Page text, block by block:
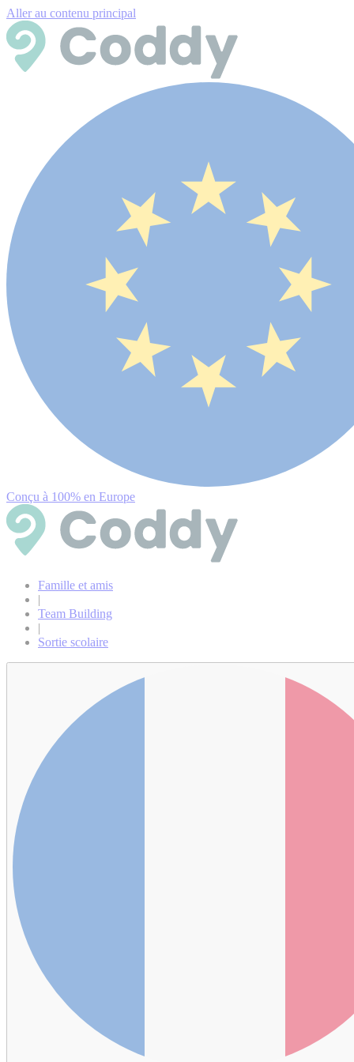
Aller au contenu principal
Conçu à 100% en Europe
Famille et amis
|
Team Building
|
Sortie scolaire